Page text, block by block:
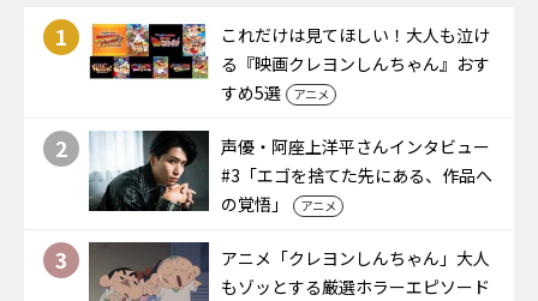
1
これだけは見てほしい！大人も泣け
る『映画クレヨンしんちゃん』おす
すめ5選
アニメ
2
声優・阿座上洋平さんインタビュー
#3「エゴを捨てた先にある、作品へ
の覚悟」
アニメ
3
アニメ「クレヨンしんちゃん」大人
もゾッとする厳選ホラーエピソード